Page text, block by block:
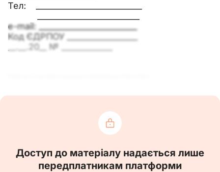
Тел: ___________________________
е-mail: _________________________
Код ЄДРПОУ __________________
__.__.20__ № _____________
та ведення військового обліку
Шановний(а) ____________________!
(найменування підприємства) здійснює
ведення військового обліку призовників,
Доступ до матеріалу надається лише
передплатникам платформи